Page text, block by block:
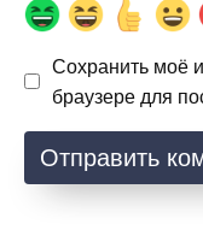
Сохранить моё
браузере для